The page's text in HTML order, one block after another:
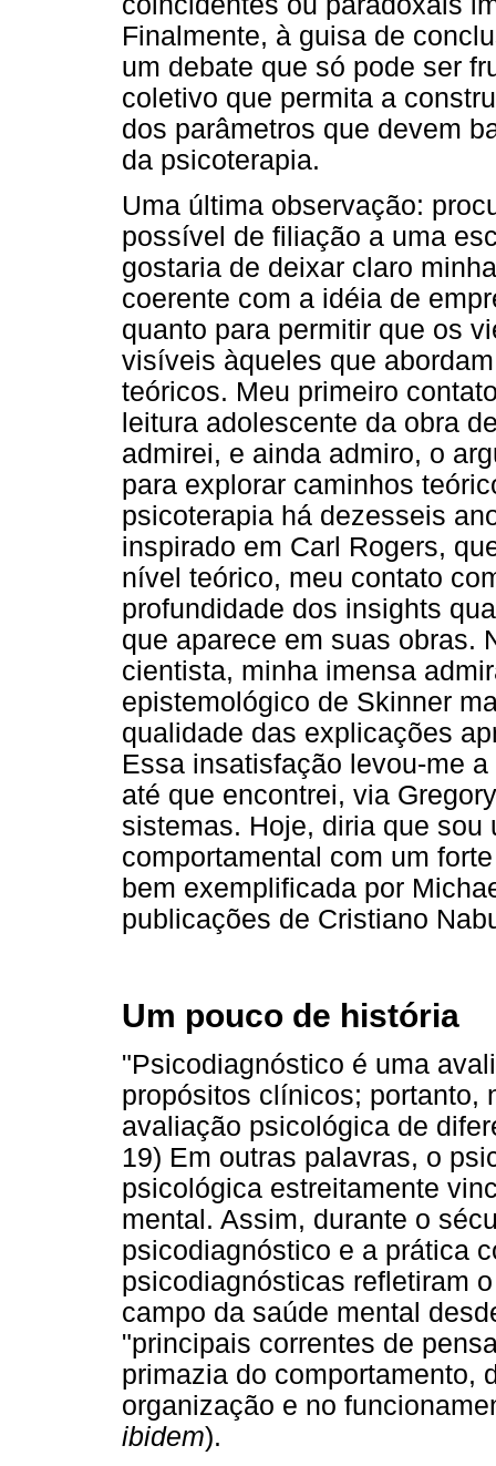
Finalmente, à guisa de
um debate que só pode ser
coletivo que permita a
dos parâmetros que devem
da psicoterapia.
Uma última observação:
possível de filiação a uma
gostaria de deixar claro
coerente com a idéia de
quanto para permitir que os
visíveis àqueles que
teóricos. Meu primeiro
leitura adolescente da obra
admirei, e ainda admiro, o
para explorar caminhos
psicoterapia há dezesseis
inspirado em Carl Rogers,
nível teórico, meu contato
profundidade dos insights
que aparece em suas obras.
cientista, minha imensa
epistemológico de Skinner
qualidade das explicações
Essa insatisfação levou-me
até que encontrei, via
sistemas. Hoje, diria que
comportamental com um
bem exemplificada por
publicações de Cristiano
Um pouco de história
"Psicodiagnóstico é uma
propósitos clínicos; portanto,
avaliação psicológica de
19) Em outras palavras, o
psicológica estreitamente
mental. Assim, durante o
psicodiagnóstico e a prática
psicodiagnósticas refletiram
campo da saúde mental
"principais correntes de
primazia do comportamento,
organização e no
ibidem).